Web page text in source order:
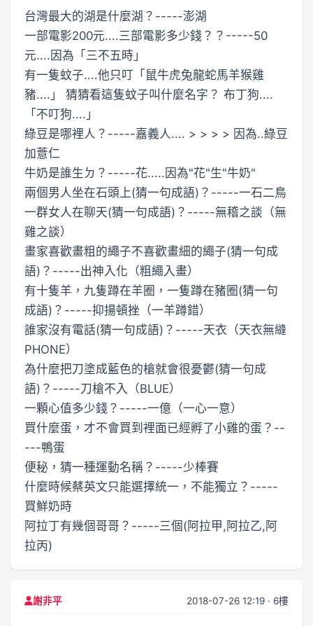
台灣最大的湖是什麼湖？-----澎湖
一部電影200元....三部電影多少錢？？-----50
元....因為「三不五時」
有一隻蚊子....他只叮「鼠牛虎兔龍蛇馬羊猴雞
豬....」 猜猜看這隻蚊子叫什麼名字？ 布丁狗....
「不叮狗....」
綠豆是哪裡人？-----嘉義人.... > > > > 因為..綠豆
加薏仁
牛奶是誰生ㄉ？-----花.....因為"花"生"牛奶"
兩個男人坐在石頭上(猜一句成語)？-----一石二鳥
一群女人在聊天(猜一句成語)？-----無稽之談（無
雞之談）
畫家喜歡畫粗的繩子不喜歡畫細的繩子(猜一句成
語)？-----出神入化（粗繩入畫）
有十隻羊，九隻蹲在羊圈，一隻蹲在豬圈(猜一句
成語)？-----抑揚頓挫（一羊蹲錯）
誰家沒有電話(猜一句成語)？-----天衣（天衣無縫
PHONE）
為什麼把刀塗成藍色的槍就會很憂鬱(猜一句成
語)？-----刀槍不入（BLUE）
一顆心值多少錢？-----一億（一心一意）
買什麼蛋，才不會買到裡面已經孵了小雞的蛋？--
---鴨蛋
便秘，猜一種運動名稱？-----少棒賽
什麼時候蔡英文只能選擇統一，不能獨立？-----
買鮮奶時
阿拉丁有幾個哥哥？-----三個(阿拉甲,阿拉乙,阿
拉丙)
謝非平 2018-07-26 12:19 · 6樓